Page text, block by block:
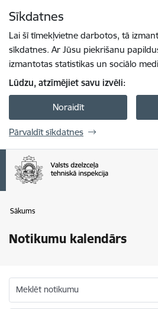
Sīkdatnes
Lai šī tīmekļvietne darbotos, tā
sīkdatnes. Ar Jūsu piekrišanu
izmantotas statistikas un sociālo
Lūdzu, atzīmējiet savu izvēli:
Noraidīt
Pārvaldīt sīkdatnes
Sākums
Notikumu kalendārs
Meklēt notikumu